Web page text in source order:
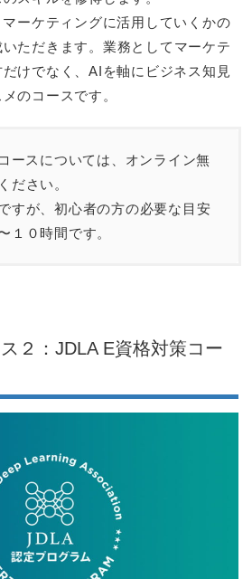
ーケティングに活用していくかの
ただきます。業務としてマーケテ
けでなく、AIを軸にビジネス知見
のコースです。
ースについては、オンライン無
ださい。
すが、初心者の方の必要な目安
１０時間です。
２：JDLA E資格対策コー